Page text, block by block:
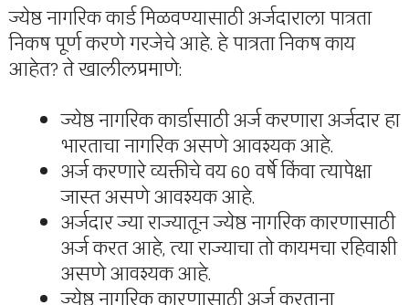
ज्येष्ठ नागरिक कार्ड मिळवण्यासाठी अर्जदाराला पात्रता
निकष पूर्ण करणे गरजेचे आहे. हे पात्रता निकष काय
आहेत? ते खालीलप्रमाणे:
ज्येष्ठ नागरिक कार्डासाठी अर्ज करणारा अर्जदार हा
भारताचा नागरिक असणे आवश्यक आहे.
अर्ज करणारे व्यक्तीचे वय 60 वर्षे किंवा त्यापेक्षा
जास्त असणे आवश्यक आहे.
अर्जदार ज्या राज्यातून ज्येष्ठ नागरिक कारणासाठी
अर्ज करत आहे, त्या राज्याचा तो कायमचा रहिवाशी
असणे आवश्यक आहे.